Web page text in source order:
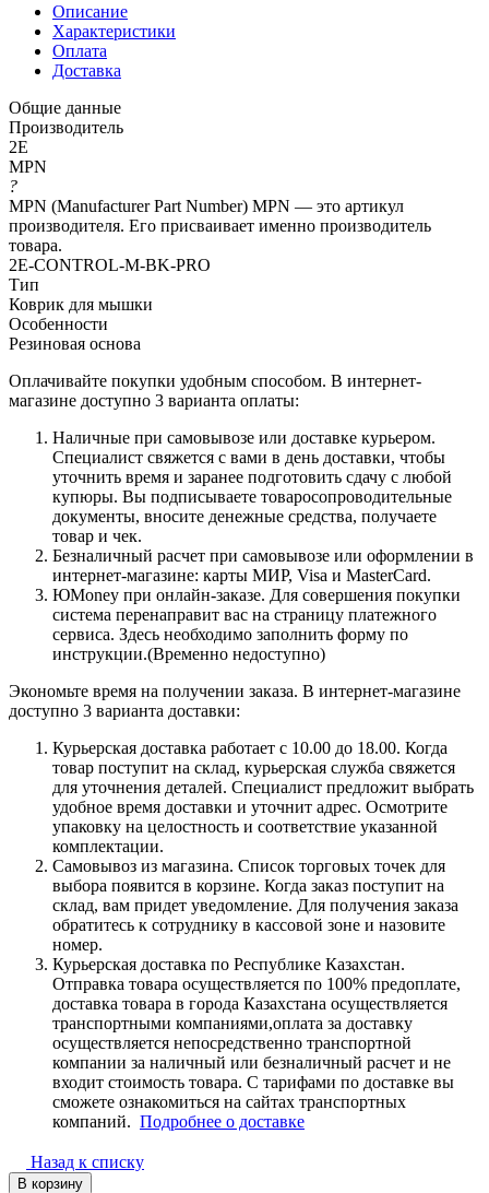
Описание
Характеристики
Оплата
Доставка
Общие данные
Производитель
2E
MPN
?
MPN (Manufacturer Part Number) MPN — это артикул
производителя. Его присваивает именно производитель
товара.
2E-CONTROL-M-BK-PRO
Тип
Коврик для мышки
Особенности
Резиновая основа
Оплачивайте покупки удобным способом. В интернет-
магазине доступно 3 варианта оплаты:
Наличные при самовывозе или доставке курьером.
Специалист свяжется с вами в день доставки, чтобы
уточнить время и заранее подготовить сдачу с любой
купюры. Вы подписываете товаросопроводительные
документы, вносите денежные средства, получаете
товар и чек.
Безналичный расчет при самовывозе или оформлении в
интернет-магазине: карты МИР, Visa и MasterCard.
ЮMoney при онлайн-заказе. Для совершения покупки
система перенаправит вас на страницу платежного
сервиса. Здесь необходимо заполнить форму по
инструкции.(Временно недоступно)
Экономьте время на получении заказа. В интернет-магазине
доступно 3 варианта доставки:
Курьерская доставка работает с 10.00 до 18.00. Когда
товар поступит на склад, курьерская служба свяжется
для уточнения деталей. Специалист предложит выбрать
удобное время доставки и уточнит адрес. Осмотрите
упаковку на целостность и соответствие указанной
комплектации.
Самовывоз из магазина. Список торговых точек для
выбора появится в корзине. Когда заказ поступит на
склад, вам придет уведомление. Для получения заказа
обратитесь к сотруднику в кассовой зоне и назовите
номер.
Курьерская доставка по Республике Казахстан.
Отправка товара осуществляется по 100% предоплате,
доставка товара в города Казахстана осуществляется
транспортными компаниями,оплата за доставку
осуществляется непосредственно транспортной
компании за наличный или безналичный расчет и не
входит стоимость товара. С тарифами по доставке вы
сможете ознакомиться на сайтах транспортных
компаний. Подробнее о доставке
Назад к списку
В корзину